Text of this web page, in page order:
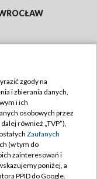
zgody na
i zbierania danych,
i ich
osobowych przez
również „TVP”),
Zaufanych
(w tym do
zainteresowań i
poniżej, a
PPID do Google.